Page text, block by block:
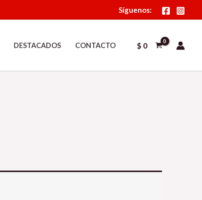
Síguenos:
DESTACADOS CONTACTO $ 0